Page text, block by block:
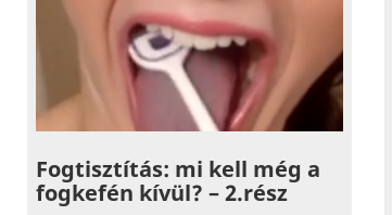
Fogtisztítás: mi kell még a
fogkefén kívül? – 2.rész